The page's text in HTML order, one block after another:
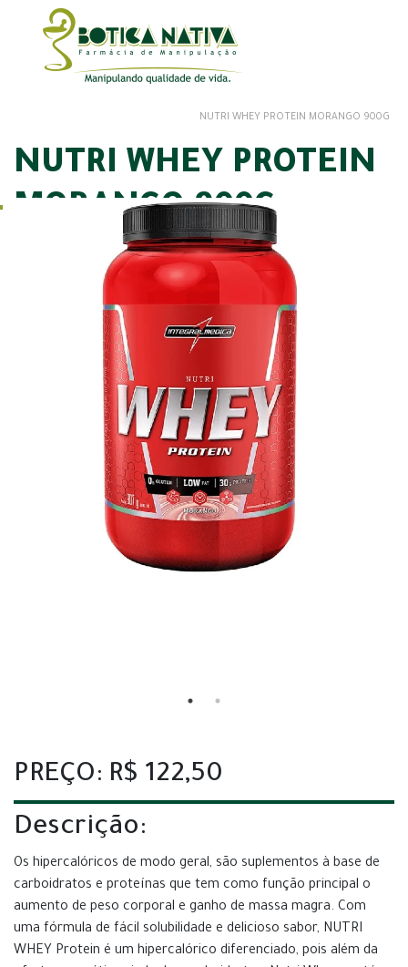
NUTRI WHEY PROTEIN MORANGO 900G
NUTRI WHEY PROTEIN
MORANGO 900G
PREÇO: R$ 122,50
Descrição:
Os hipercalóricos de modo geral, são suplementos à base de
carboidratos e proteínas que tem como função principal o
aumento de peso corporal e ganho de massa magra. Com
uma fórmula de fácil solubilidade e delicioso sabor, NUTRI
WHEY Protein é um hipercalórico diferenciado, pois além da